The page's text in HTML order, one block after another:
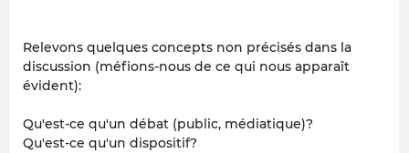
Relevons quelques concepts non précisés dans la
discussion (méfions-nous de ce qui nous apparaît
évident):
Qu'est-ce qu'un débat (public, médiatique)?
Qu'est-ce qu'un dispositif?